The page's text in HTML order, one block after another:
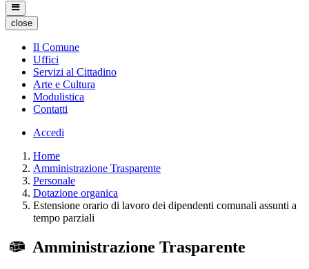
close
Il Comune
Uffici
Servizi al Cittadino
Arte e Cultura
Modulistica
Contatti
Accedi
Home
Amministrazione Trasparente
Personale
Dotazione organica
Estensione orario di lavoro dei dipendenti comunali assunti a
tempo parziali
Amministrazione Trasparente